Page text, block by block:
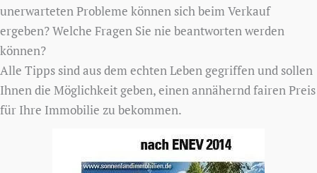
unerwarteten Probleme können sich beim Verkauf
ergeben? Welche Fragen Sie nie beantworten werden
können?
Alle Tipps sind aus dem echten Leben gegriffen und sollen
Ihnen die Möglichkeit geben, einen annähernd fairen Preis
für Ihre Immobilie zu bekommen.